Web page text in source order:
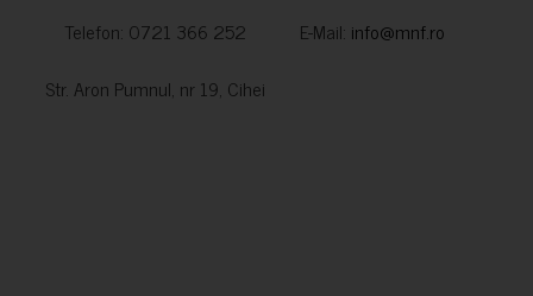
Telefon: 0721 366 252 E-Mail: info@mnf.ro
Str. Aron Pumnul, nr 19, Cihei